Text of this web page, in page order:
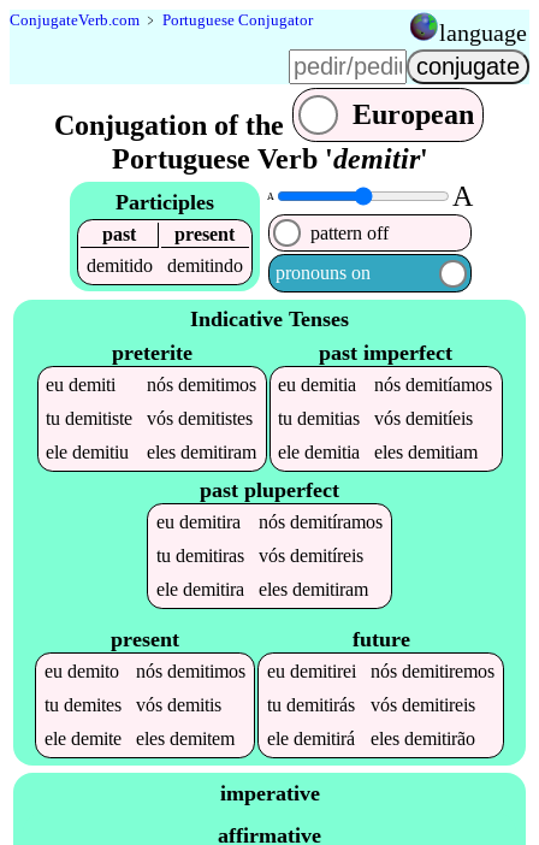
ConjugateVerb.com ﹥ Portuguese Conjugator language
Conjugation of the
European
Portuguese Verb 'demitir'
Participles
past
present
demitido
demitindo
A A
pattern off
pronouns on
Indicative Tenses
preterite
eudemiti nósdemitimos
tudemitiste vósdemitistes
eledemitiu elesdemitiram
past imperfect
eudemitia nósdemitíamos
tudemitias vósdemitíeis
eledemitia elesdemitiam
past pluperfect
eu demitira nós demitíramos
tu demitiras vós demitíreis
ele demitira eles demitiram
present
eu demito nós demitimos
tu demites vós demitis
ele demite eles demitem
future
eu demitirei nós demitiremos
tu demitirás vós demitireis
ele demitirá eles demitirão
imperative
affirmative